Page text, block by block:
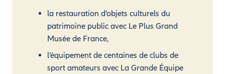
la restauration d’objets culturels du
patrimoine public avec Le Plus Grand
Musée de France,
l’équipement de centaines de clubs de
sport amateurs avec La Grande Équipe